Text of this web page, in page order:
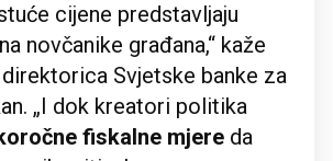
cijene predstavljaju
novčanike građana,“ kaže
Svjetske banke za
„I dok kreatori politika
fiskalne mjere da